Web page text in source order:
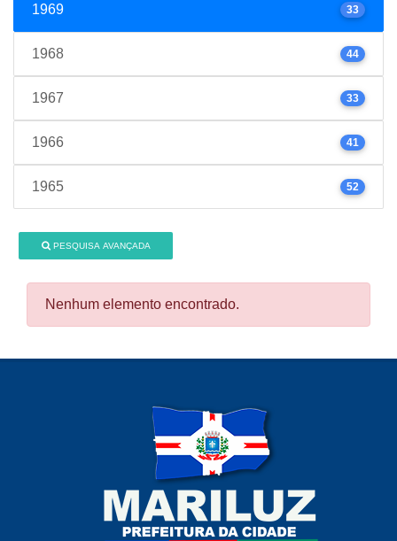
1969 33
1968 44
1967 33
1966 41
1965 52
PESQUISA AVANÇADA
Nenhum elemento encontrado.